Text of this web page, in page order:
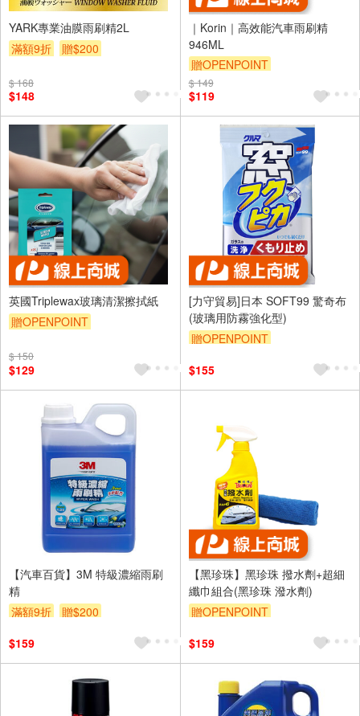
YARK專業油膜雨刷精2L
滿額9折
贈$200
$ 168
$148
｜Korin｜高效能汽車雨刷精
946ML
贈OPENPOINT
訂單滿999享9折
$ 149
$119
英國Triplewax玻璃清潔擦拭紙
贈OPENPOINT
$ 150
$129
[力守貿易]日本 SOFT99 驚奇布
(玻璃用防霧強化型)
贈OPENPOINT
$155
【汽車百貨】3M 特級濃縮雨刷
精
滿額9折
贈$200
$159
【黑珍珠】黑珍珠 撥水劑+超細
纖巾組合(黑珍珠 潑水劑)
贈OPENPOINT
$159